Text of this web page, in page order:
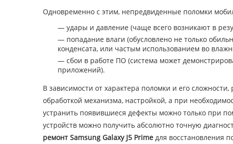
Одновременно с этим, непредвиденные поломки
— удары и давление (чаще всего возникают в
— попадание влаги (обусловлено не только
конденсата, или частым использованием во
— сбои в работе ПО (система может
приложений).
В зависимости от характера поломки и его
обработкой механизма, настройкой, а при
устранить появившиеся дефекты можно только при
устройств можно получить абсолютно точную
ремонт Samsung Galaxy J5 Prime для восстановления